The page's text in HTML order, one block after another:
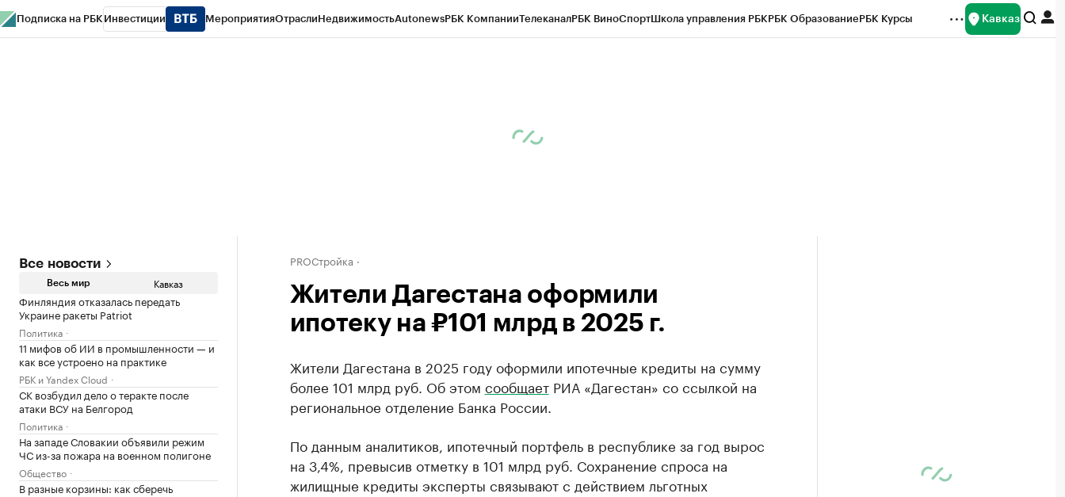
Подписка на РБК Инвестиции МероприятияОтраслиНедвижимостьAutonewsРБК КомпанииТелеканалРБК ВиноСпортШкола управления РБКРБК ОбразованиеРБК Курсы Кавказ
Все новости
Весь мир Кавказ
Финляндия отказалась передать
Украине ракеты Patriot
Политика
11 мифов об ИИ в промышленности — и
как все устроено на практике
РБК и Yandex Cloud
СК возбудил дело о теракте после
атаки ВСУ на Белгород
Политика
На западе Словакии объявили режим
ЧС из-за пожара на военном полигоне
Общество
В разные корзины: как сберечь
PROСтройка
Жители Дагестана оформили
ипотеку на ₽101 млрд в 2025 г.
Жители Дагестана в 2025 году оформили ипотечные кредиты на сумму
более 101 млрд руб. Об этом сообщаетРИА «Дагестан» со ссылкой на
региональное отделение Банка России.
По данным аналитиков, ипотечный портфель в республике за год вырос
на 3,4%, превысив отметку в 101 млрд руб. Сохранение спроса на
жилищные кредиты эксперты связывают с действием льготных